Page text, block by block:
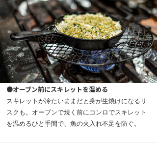
●オーブン前にスキレットを温める
スキレットが冷たいままだと身が生焼けになるリ
スクも。オーブンで焼く前にコンロでスキレット
を温めるひと手間で、魚の火入れ不足を防ぐ。